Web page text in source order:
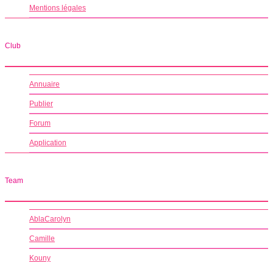
Mentions légales
Club
Annuaire
Publier
Forum
Application
Team
AblaCarolyn
Camille
Kouny